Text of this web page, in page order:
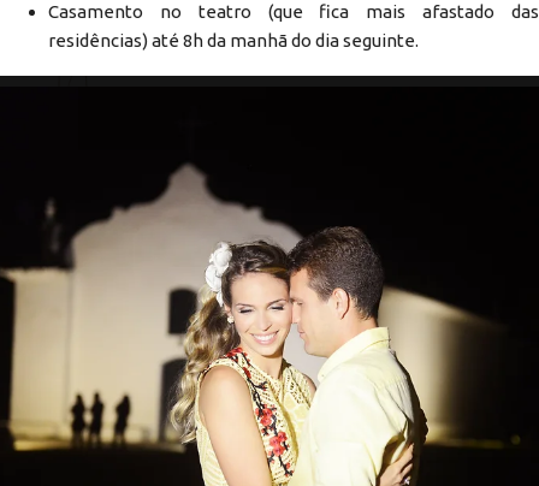
Casamento no teatro (que fica mais afastado das
residências) até 8h da manhã do dia seguinte.